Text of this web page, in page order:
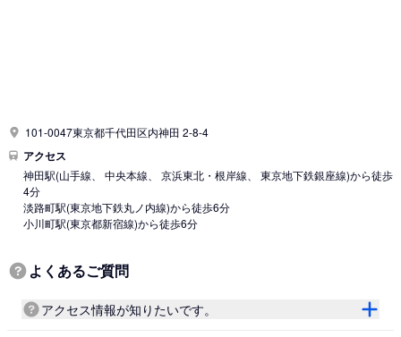
101-0047東京都千代田区内神田 2-8-4
アクセス
神田駅(山手線、 中央本線、 京浜東北・根岸線、 東京地下鉄銀座線)から徒歩
4分
淡路町駅(東京地下鉄丸ノ内線)から徒歩6分
小川町駅(東京都新宿線)から徒歩6分
よくあるご質問
アクセス情報が知りたいです。